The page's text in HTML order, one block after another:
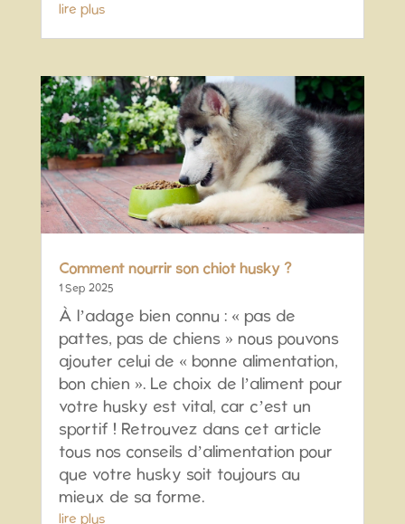
lire plus
Comment nourrir son chiot husky ?
1 Sep 2025
À l’adage bien connu : « pas de
pattes, pas de chiens » nous pouvons
ajouter celui de « bonne alimentation,
bon chien ». Le choix de l’aliment pour
votre husky est vital, car c’est un
sportif ! Retrouvez dans cet article
tous nos conseils d’alimentation pour
que votre husky soit toujours au
mieux de sa forme.
lire plus